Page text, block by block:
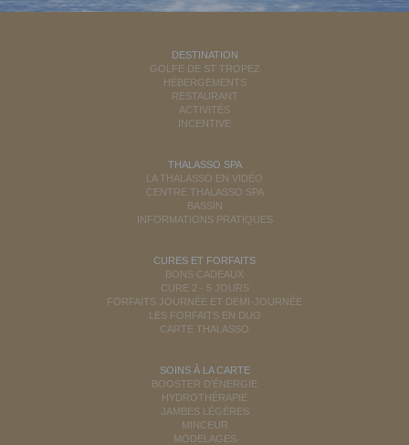
DESTINATION
GOLFE DE ST TROPEZ
HÉBERGEMENTS
RESTAURANT
ACTIVITÉS
INCENTIVE
THALASSO SPA
LA THALASSO EN VIDÉO
CENTRE THALASSO SPA
BASSIN
INFORMATIONS PRATIQUES
CURES ET FORFAITS
BONS CADEAUX
CURE 2 - 5 JOURS
FORFAITS JOURNÉE ET DEMI-JOURNÉE
LES FORFAITS EN DUO
CARTE THALASSO
SOINS À LA CARTE
BOOSTER D'ÉNERGIE
HYDROTHÉRAPIE
JAMBES LÉGÈRES
MINCEUR
MODELAGES